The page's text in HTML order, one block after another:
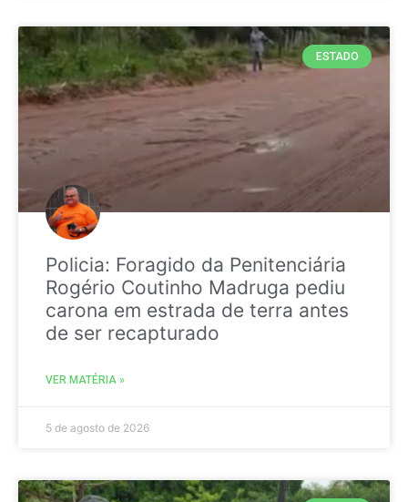
ESTADO
Policia: Foragido da Penitenciária
Rogério Coutinho Madruga pediu
carona em estrada de terra antes
de ser recapturado
VER MATÉRIA »
5 de agosto de 2026